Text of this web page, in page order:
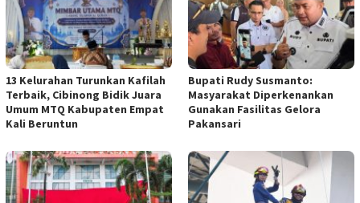
13 Kelurahan Turunkan Kafilah
Terbaik, Cibinong Bidik Juara
Umum MTQ Kabupaten Empat
Kali Beruntun
Bupati Rudy Susmanto:
Masyarakat Diperkenankan
Gunakan Fasilitas Gelora
Pakansari